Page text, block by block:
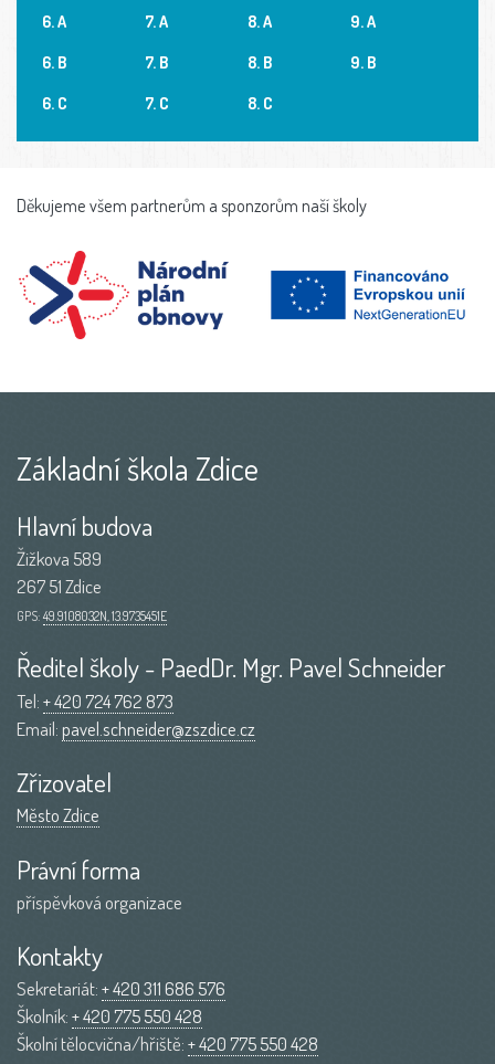
6. A
6. B
6. C
7. A
7. B
7. C
8. A
8. B
8. C
9. A
9. B
Děkujeme všem partnerům a sponzorům naší školy
Základní škola Zdice
Hlavní budova
Žižkova 589
267 51 Zdice
GPS: 49.9108032N, 13.9735451E
Ředitel školy - PaedDr. Mgr. Pavel Schneider
Tel:+ 420 724 762 873
Email:pavel.schneider@zszdice.cz
Zřizovatel
Město Zdice
Právní forma
příspěvková organizace
Kontakty
Sekretariát:+ 420 311 686 576
Školník:+ 420 775 550 428
Školní tělocvična/hřiště:+ 420 775 550 428